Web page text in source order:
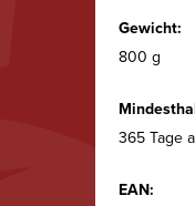
Gewicht:
800 g
365 Tage
EAN: